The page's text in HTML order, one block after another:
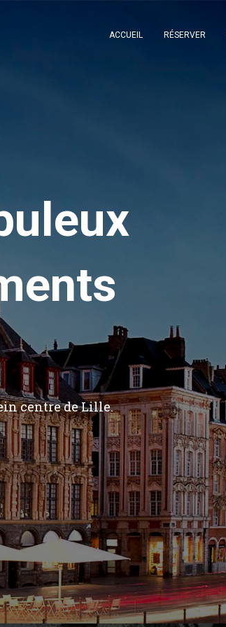
ACCUEIL RÉSERVER
centre de Lille.